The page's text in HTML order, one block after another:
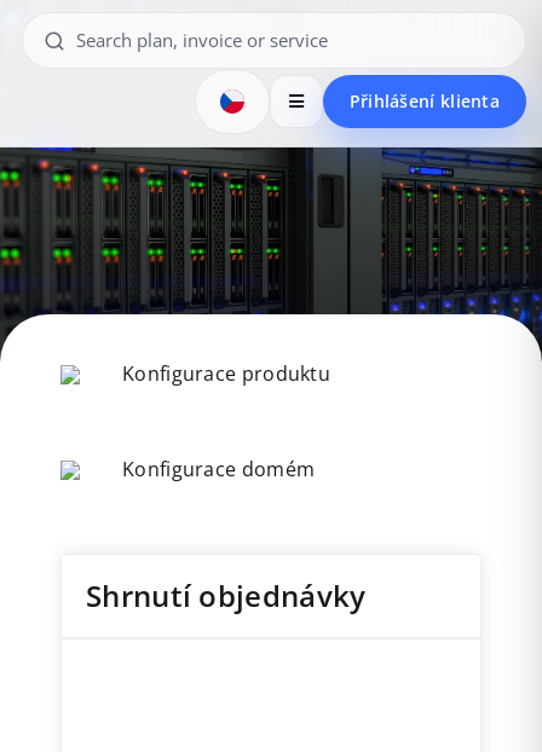
Přihlášení klienta
Konfigurace produktu
Konfigurace domém
Shrnutí objednávky